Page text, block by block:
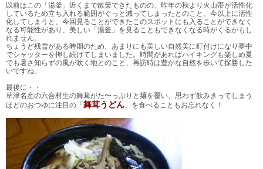
以前はこの「湯釜」近くまで散策できたものの、昨年の秋より火山帯が活性化
しているため立ち入れる範囲がぐっと減ってしまったとのこと、今以上に活性
化してしまうと、今回見ることができたこのスポットにも入ることができなく
なる可能性があり、美しい「湯釜」を見ることもできなくなる時がくるかもし
れません。
ちょうど残雪がある時期のため、あまりにも美しい自然美に釘付けになり夢中
でシャッターを押し続けてしまいました。時間があればハイキングも楽しめ夏
でも暑さ知らずの風が吹く地とのこと、再訪時は豊かな自然を歩いて探勝した
いですね。
最後に・・
草津名産の六合村生の舞茸がた〜っぷりと麺を覆い、思わず飲みきってしまう
ほどのおつゆに注目の「舞茸うどん 」を食べることもお忘れなく！